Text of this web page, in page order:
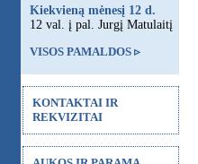
Kiekvieną mėnesį 12 d.
12 val. į pal. Jurgį Matulaitį
VISOS PAMALDOS ▹
KONTAKTAI IR
REKVIZITAI